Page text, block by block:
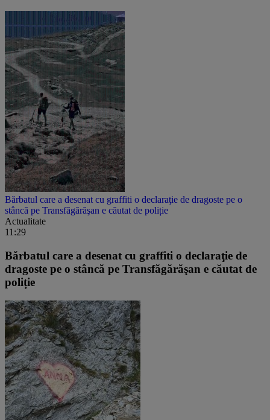
Bărbatul care a desenat cu graffiti o declaraţie de dragoste pe o
stâncă pe Transfăgărăşan e căutat de poliție
Actualitate
11:29
Bărbatul care a desenat cu graffiti o declaraţie de
dragoste pe o stâncă pe Transfăgărăşan e căutat de
poliție